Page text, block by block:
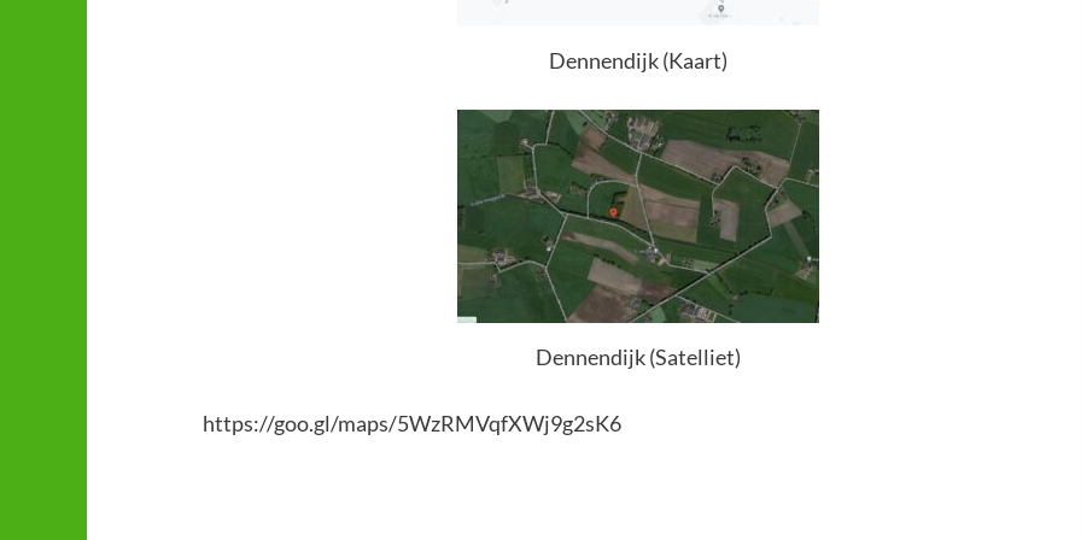
Dennendijk (Kaart)
Dennendijk (Satelliet)
https://goo.gl/maps/5WzRMVqfXWj9g2sK6